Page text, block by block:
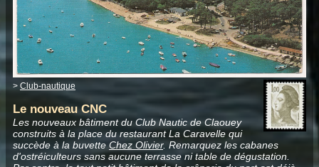
> Club-nautique
Le nouveau CNC
Les nouveaux bâtiment du Club Nautic de Claouey
construits à la place du restaurant La Caravelle qui
succède à la buvette Chez Olivier. Remarquez les cabanes
d'ostréiculteurs sans aucune terrasse ni table de dégustation.